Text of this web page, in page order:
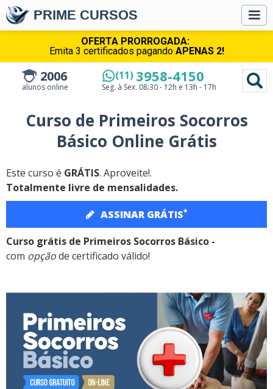
OFERTA PRORROGADA:
Emita 3 certificados pagando APENAS 2!
PRIME CURSOS
2006
alunos online
(11) 3958-4150
Seg. à Sex. 08:30 - 12h e 13h - 17h
Curso de Primeiros Socorros
Básico Online Grátis
Este curso é GRÁTIS. Aproveite!.
Totalmente livre de mensalidades.
ASSINAR GRÁTIS*
Curso grátis de Primeiros Socorros Básico -
com opçãode certificado válido!